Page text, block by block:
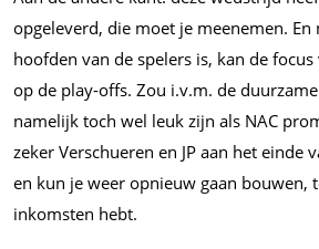
opgeleverd, die moet je meenemen.
hoofden van de spelers is, kan de
op de play-offs. Zou i.v.m. de
namelijk toch wel leuk zijn als NAC
zeker Verschueren en JP aan het einde
en kun je weer opnieuw gaan bouwen,
inkomsten hebt.